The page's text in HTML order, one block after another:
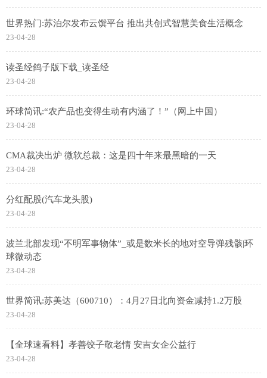
世界热门:苏泊尔发布云馔平台 推出共创式智慧美食生活概念
23-04-28
读圣经鸽子版下载_读圣经
23-04-28
环球简讯:“农产品也变得生动有内涵了！”（网上中国）
23-04-28
CMA裁决出炉 微软总裁：这是四十年来最黑暗的一天
23-04-28
分红配股(汽车龙头股)
23-04-28
波兰北部发现“不明军事物体”_或是数米长的地对空导弹残骸|环
球微动态
23-04-28
世界简讯:苏美达（600710）：4月27日北向资金减持1.2万股
23-04-28
【全球速看料】孝善饺子敬老情 安吉女企公益行
23-04-28